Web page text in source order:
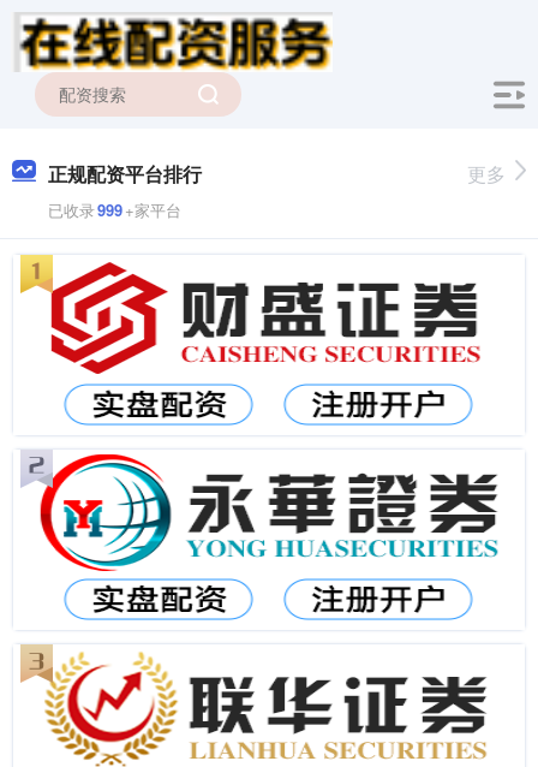
正规配资平台排行
已收录999+家平台
更多